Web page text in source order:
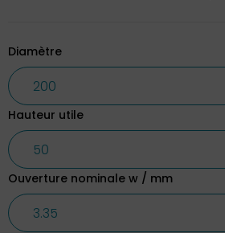
Diamètre
Hauteur utile
Ouverture nominale w / mm